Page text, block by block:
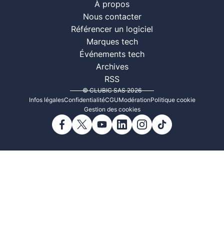
À propos
Nous contacter
Référencer un logiciel
Marques tech
Événements tech
Archives
RSS
© CLUBIC SAS 2026
Infos légalesConfidentialitéCGUModérationPolitique cookie
Gestion des cookies